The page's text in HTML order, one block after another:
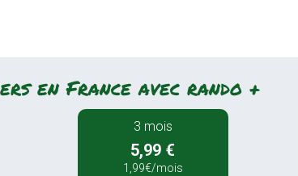
en France avec rando +
3 mois
5,99 €
1,99€/mois